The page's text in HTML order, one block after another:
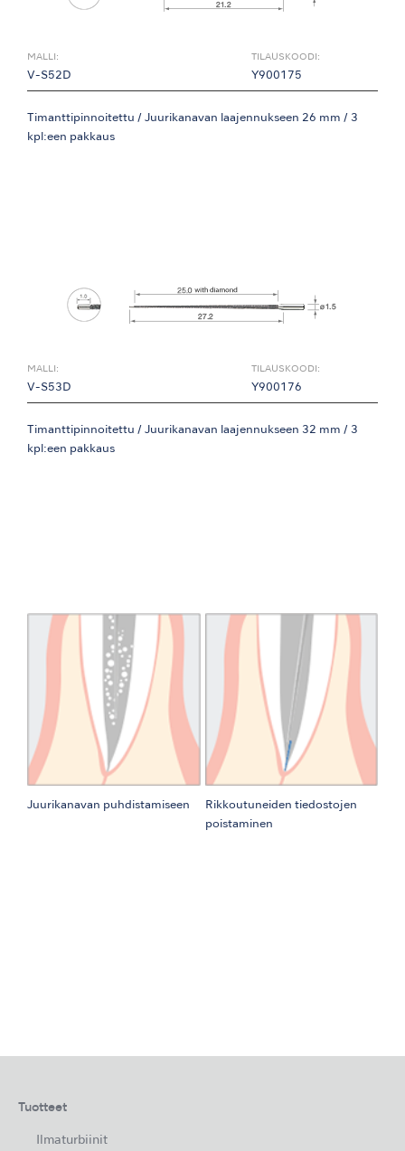
MALLI:
V-S52D
TILAUSKOODI:
Y900175
Timanttipinnoitettu / Juurikanavan laajennukseen 26 mm / 3
kpl:een pakkaus
MALLI:
V-S53D
TILAUSKOODI:
Y900176
Timanttipinnoitettu / Juurikanavan laajennukseen 32 mm / 3
kpl:een pakkaus
Juurikanavan puhdistamiseen
Rikkoutuneiden tiedostojen
poistaminen
Tuotteet
Ilmaturbiinit